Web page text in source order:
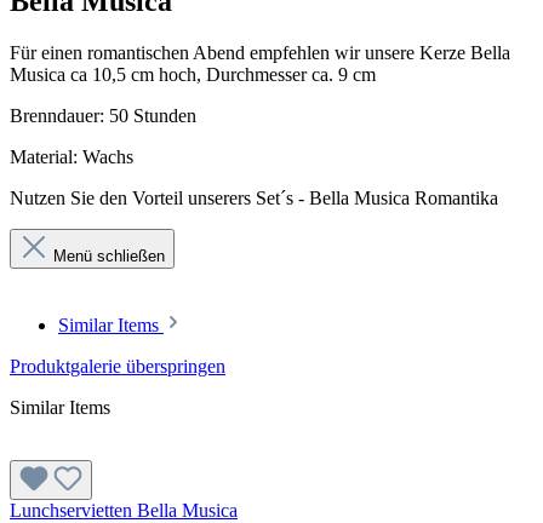
Für einen romantischen Abend empfehlen wir unsere Kerze Bella
Musica ca 10,5 cm hoch, Durchmesser ca. 9 cm
Brenndauer: 50 Stunden
Material: Wachs
Nutzen Sie den Vorteil unserers Set´s - Bella Musica Romantika
Menü schließen
Similar Items
Produktgalerie überspringen
Similar Items
Lunchservietten Bella Musica